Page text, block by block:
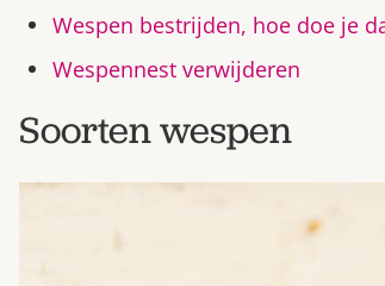
Wespen bestrijden, hoe doe je
Wespennest verwijderen
Soorten wespen